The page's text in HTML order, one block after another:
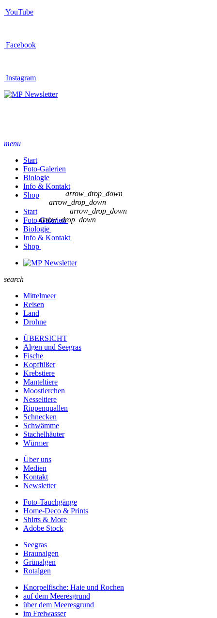
YouTube
Facebook
Instagram
Newsletter
menu
Start
Foto-Galerien
Biologie
Info & Kontakt
Shop
Start
Foto-Galerien
arrow_drop_down
Biologie
arrow_drop_down
Info & Kontakt
arrow_drop_down
Shop
arrow_drop_down
Newsletter
search
Mittelmeer
Reisen
Land
Drohne
ÜBERSICHT
Algen und Seegras
Fische
Kopffüßer
Krebstiere
Manteltiere
Moostierchen
Nesseltiere
Rippenquallen
Schnecken
Schwämme
Stachelhäuter
Würmer
Über uns
Medien
Kontakt
Newsletter
Foto-Tauchgänge
Home-Deco & Prints
Shirts & More
Adobe Stock
Seegras
Braunalgen
Grünalgen
Rotalgen
Knorpelfische: Haie und Rochen
auf dem Meeresgrund
über dem Meeresgrund
im Freiwasser